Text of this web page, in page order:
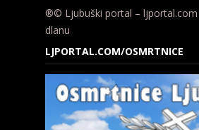
®© Ljubuški portal –
dlanu
LJPORTAL.COM/OSMRTNICE